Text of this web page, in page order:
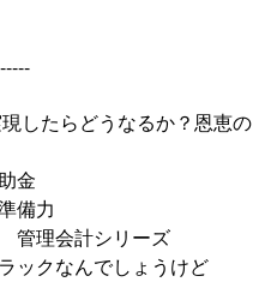
したらどうなるか？恩恵の
金
備力
管理会計シリーズ
ックなんでしょうけど